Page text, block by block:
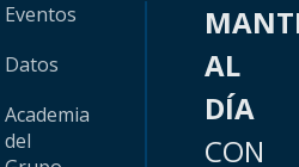
Eventos
Datos
Academia
del
AL
DÍA
CON